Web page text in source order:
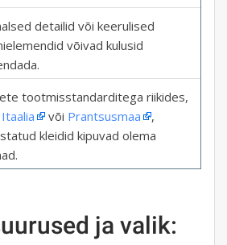
detailid või keerulised
võivad kulusid
tootmisstandarditega riikides,
Itaalia või Prantsusmaa
,
kleidid kipuvad olema
ja valik: